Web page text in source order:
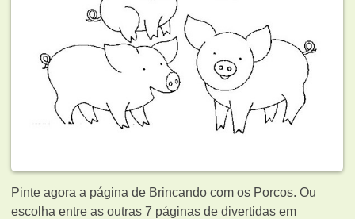
Pinte agora a página de Brincando com os Porcos. Ou
escolha entre as outras 7 páginas dedivertidas em